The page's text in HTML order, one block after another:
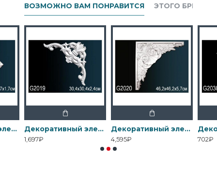
ВОЗМОЖНО ВАМ ПОНРАВИТСЯ ЭТОГО БРЕНДА
Декоративный элемент G2012 Перфект Декоративный элемент G2019 Перфект
1,697₽
Декоративный элемент G2020 Перфект
4,595₽ 702₽